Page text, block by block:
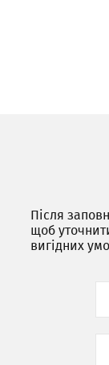
Після
щоб
вигідних